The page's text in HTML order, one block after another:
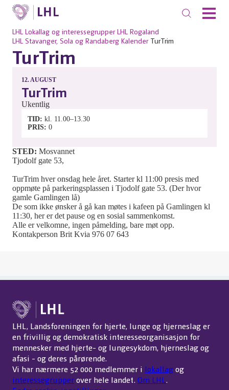
LHL Lokallag og interessegrupper LHL Rogaland
LHL Stavanger, Sola og Randaberg Kalender TurTrim
TurTrim
12.AUGUST
TurTrim
Ukentlig
TID kl. 11.00–13.30
PRIS 0
STED: Mosvannet
Tjodolf gate 53,
TurTrim hver onsdag hele året. Starter kl 11:00 presis med
oppmøte på parkeringsplassen i Tjodolf gate 53. (Der hvor
gamle Gamlingen lå)
De som ikke ønsker å gå kan møtes i kafeen på Gamlingen kl
11:30, her er det pause og en sosial sammenkomst.
Alle er velkomne, ingen påmelding, bare møt opp.
Kontakperson Brit Kvia 976 07 643
LHL, Landsforeningen for hjerte, lunge og hjerneslag er
en frivillig og demokratisk interesseorganisasjon for
mennesker med hjerte- og lungesykdom, hjerneslag og
afasi - og deres pårørende.
Vi har nærmere 52 000 medlemmer i lokallagog
interessegrupperover hele landet. Om LHL.